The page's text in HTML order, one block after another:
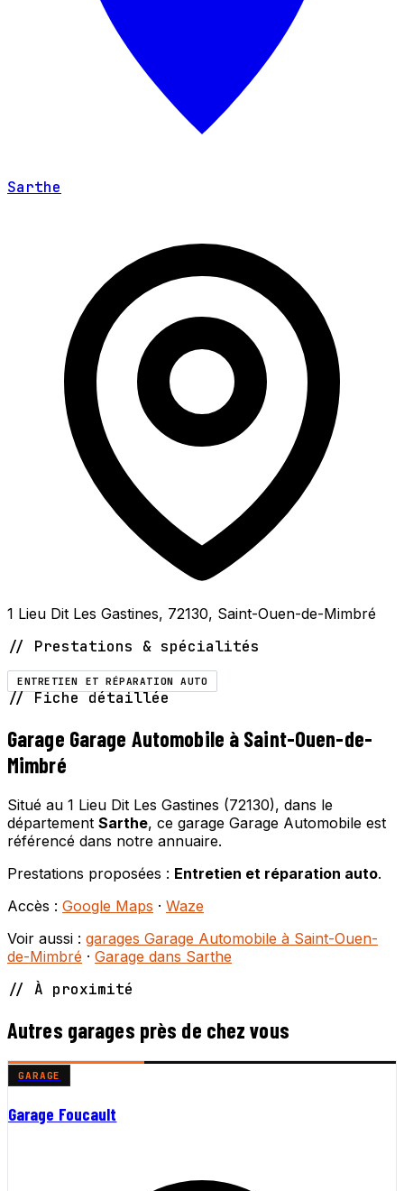
Sarthe
1 Lieu Dit Les Gastines, 72130, Saint-Ouen-de-Mimbré
// Prestations & spécialités
ENTRETIEN ET RÉPARATION AUTO
// Fiche détaillée
Garage Garage Automobile à Saint-Ouen-de-
Mimbré
Situé au 1 Lieu Dit Les Gastines (72130), dans le
département Sarthe, ce garage Garage Automobile est
référencé dans notre annuaire.
Prestations proposées : Entretien et réparation auto.
Accès : Google Maps · Waze
Voir aussi : garages Garage Automobile à Saint-Ouen-
de-Mimbré · Garage dans Sarthe
// À proximité
Autres garages près de chez vous
GARAGE
Garage Foucault